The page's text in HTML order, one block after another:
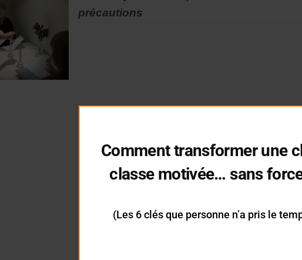
précautions
Comment transformer une
classe motivée… sans
(Les 6 clés que personne n’a pris le